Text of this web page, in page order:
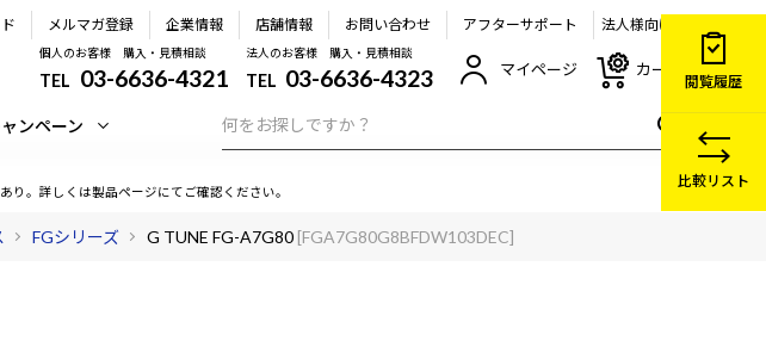
メルマガ登録 企業情報 店舗情報 お問い合わせ アフターサポート 法人様向け
個人のお客様 購入・見積相談
TEL 03-6636-4321
法人のお客様 購入・見積相談
TEL 03-6636-4323 マイページ カート
ンペーン
り。詳しくは製品ページにてご確認ください。
FGシリーズ G TUNE FG-A7G80 [FGA7G80G8BFDW103DEC]
閲覧履歴
比較リスト